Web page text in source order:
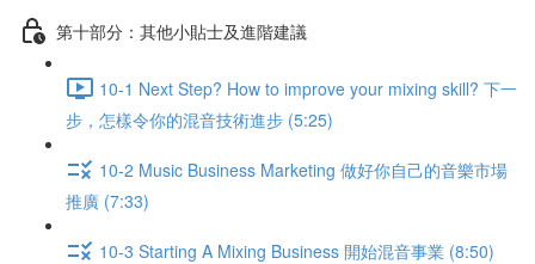
第十部分：其他小貼士及進階建議
10-1 Next Step? How to improve your mixing skill? 下一
步，怎樣令你的混音技術進步 (5:25)
10-2 Music Business Marketing 做好你自己的音樂市場
推廣 (7:33)
10-3 Starting A Mixing Business 開始混音事業 (8:50)